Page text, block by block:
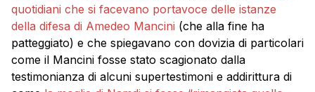
quotidiani che si facevano portavoce delle istanze
della difesa di Amedeo Mancini (che alla fine ha
patteggiato) e che spiegavano con dovizia di particolari
come il Mancini fosse stato scagionato dalla
testimonianza di alcuni supertestimoni e addirittura di